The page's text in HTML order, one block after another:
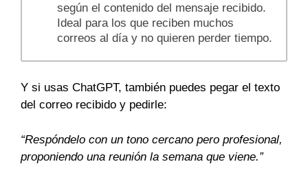
según el contenido del mensaje recibido.
Ideal para los que reciben muchos
correos al día y no quieren perder tiempo.
Y si usas ChatGPT, también puedes pegar el texto
del correo recibido y pedirle:
“Respóndelo con un tono cercano pero profesional,
proponiendo una reunión la semana que viene.”